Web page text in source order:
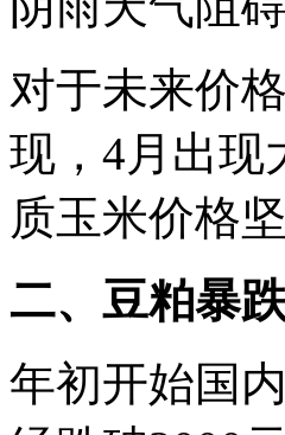
对于未来价
现，4月出现
质玉米价格
二、豆粕暴
年初开始国